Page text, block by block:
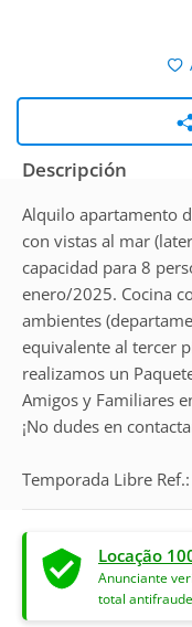
Descripción
Alquilo apartamento
con vistas al mar
capacidad para 8
enero/2025. Cocina
ambientes
equivalente al tercer
realizamos un
Amigos y Familiares
¡No dudes en
Temporada Libre
Locação
Anunciante
total antifraude